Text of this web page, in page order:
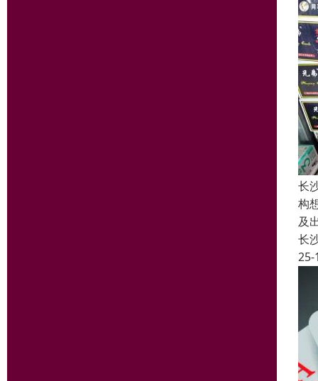
长
构
及
长
25-